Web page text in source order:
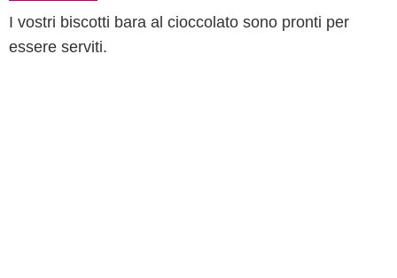
I vostri biscotti bara al cioccolato sono pronti per
essere serviti.